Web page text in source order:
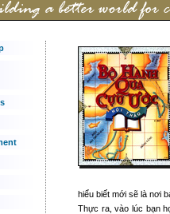
hiểu biết mới sẽ là nơi
Thực ra, vào lúc bạn